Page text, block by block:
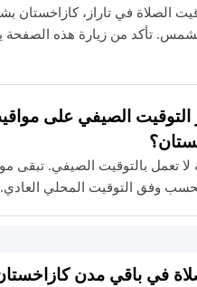
الصلاة في تاراز، كازاخستان
تأكد من زيارة هذه الصفحة
الصيفي على
لا تعمل بالتوقيت الصيفي. تبقى
وفق التوقيت المحلي العادي.
في باقي مدن